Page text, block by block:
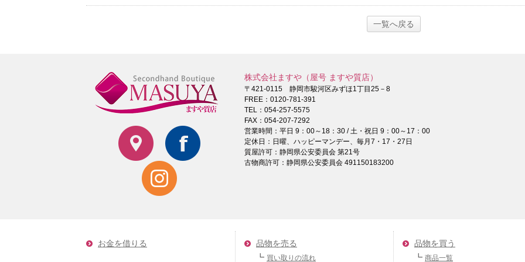
一覧へ戻る
株式会社ますや（屋号 ますや質店）
〒421-0115 静岡市駿河区みずほ1丁目25－8
FREE： 0120-781-391
TEL： 054-257-5575
FAX：054-207-7292
営業時間：平日 9：00～18：30 / 土・祝日 9：00～17：00
定休日：日曜、ハッピーマンデー、毎月7・17・27日
質屋許可：静岡県公安委員会 第21号
古物商許可：静岡県公安委員会 491150183200
お金を借りる 品物を売る
買い取りの流れ
品物を買う
商品一覧